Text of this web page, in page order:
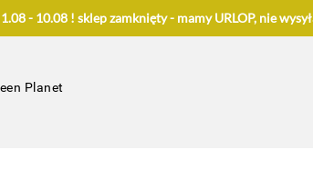
- 10.08 ! sklep zamknięty - mamy URLOP, nie
Planet